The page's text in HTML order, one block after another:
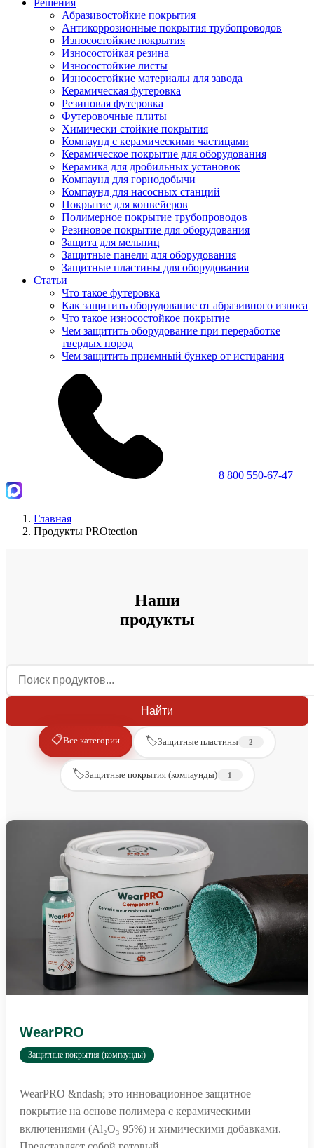
Решения
Абразивостойкие покрытия
Антикоррозионные покрытия трубопроводов
Износостойкие покрытия
Износостойкая резина
Износостойкие листы
Износостойкие материалы для завода
Керамическая футеровка
Резиновая футеровка
Футеровочные плиты
Химически стойкие покрытия
Компаунд с керамическими частицами
Керамическое покрытие для оборудования
Керамика для дробильных установок
Компаунд для горнодобычи
Компаунд для насосных станций
Покрытие для конвейеров
Полимерное покрытие трубопроводов
Резиновое покрытие для оборудования
Защита для мельниц
Защитные панели для оборудования
Защитные пластины для оборудования
Статьи
Что такое футеровка
Как защитить оборудование от абразивного износа
Что такое износостойкое покрытие
Чем защитить оборудование при переработке
твердых пород
Чем защитить приемный бункер от истирания
8 800 550-67-47
Главная
Продукты PROtection
Наши
продукты
Найти
📋Все категории 🏷️Защитные пластины 2
🏷️Защитные покрытия (компаунды) 1
WearPRO
Защитные покрытия (компаунды)
WearPRO &ndash; это инновационное защитное
покрытие на основе полимера с керамическими
включениями (Al₂O₃ 95%) и химическими добавками.